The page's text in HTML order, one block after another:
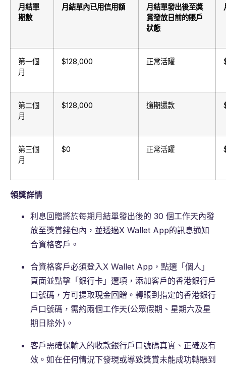
月結單
期數
月結單內已用信用額
月結單發出後至獎
賞發放日前的賬戶
狀態
第一個
月
$128,000 正常活躍
第二個
月
$128,000 逾期還款
第三個
月
$0 正常活躍
領獎詳情
利息回贈將於每期月結單發出後的 30 個工作天內發
放至獎賞錢包內，並透過X Wallet App的訊息通知
合資格客戶。
合資格客戶必須登入X Wallet App，點選「個人」
頁面並點擊「銀行卡」選項，添加客戶的香港銀行戶
口號碼，方可提取現金回贈。轉賬到指定的香港銀行
戶口號碼，需約兩個工作天(公眾假期、星期六及星
期日除外)。
客戶需確保輸入的收款銀行戶口號碼真實、正確及有
效。如在任何情況下發現或導致獎賞未能成功轉賬到